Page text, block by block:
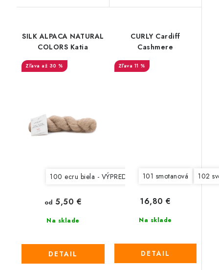
SILK ALPACA NATURAL
COLORS Katia
až 30 %
100 ecru biela - VÝPREDAJ 101 svetlá béžová -
Na sklade
od 5,50 €
DETAIL
CURLY Cardiff
Cashmere
11 %
101 smotanová 102
Na sklade
16,80 €
DETAIL